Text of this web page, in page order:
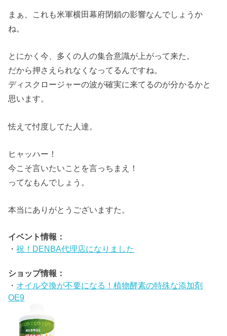
まぁ、これも米軍横田幕府閉鎖の影響なんでしょうか
ね。
とにかく今、多くの人の集合意識が上がって来た。
だから押さえられなくなってるんですね。
ディスクロージャーの波が確実に来てるのが分かるかと
思います。
怯えて忖度してた人達。
ヒャッハー！
今こそ言いたいことを言っちまえ！
ってなもんでしょう。
本当にありがとうございますた。
イベント情報：
・祝！DENBA代理店になりました
ショップ情報：
・ オイル交換が不要になる！植物酵素の特殊な添加剤
OE9